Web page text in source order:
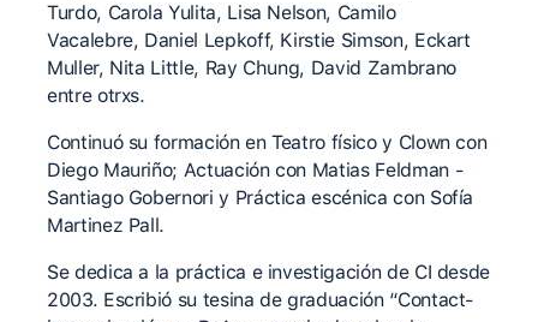
Turdo, Carola Yulita, Lisa Nelson, Camilo
Vacalebre, Daniel Lepkoff, Kirstie Simson, Eckart
Muller, Nita Little, Ray Chung, David Zambrano
entre otrxs.
Continuó su formación en Teatro físico y Clown con
Diego Mauriño; Actuación con Matias Feldman -
Santiago Gobernori y Práctica escénica con Sofía
Martinez Pall.
Se dedica a la práctica e investigación de CI desde
2003. Escribió su tesina de graduación “Contact-